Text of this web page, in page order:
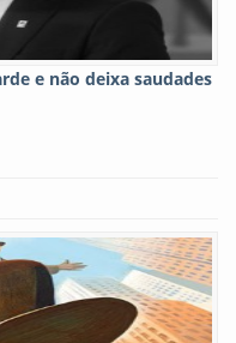
e não deixa saudades